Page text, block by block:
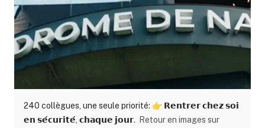
240 collègues, une seule priorité: 👉 𝗥𝗲𝗻𝘁𝗿𝗲𝗿 𝗰𝗵𝗲𝘇 𝘀𝗼𝗶
𝗲𝗻 𝘀𝗲́𝗰𝘂𝗿𝗶𝘁𝗲́, 𝗰𝗵𝗮𝗾𝘂𝗲 𝗷𝗼𝘂𝗿.
Retour en images sur